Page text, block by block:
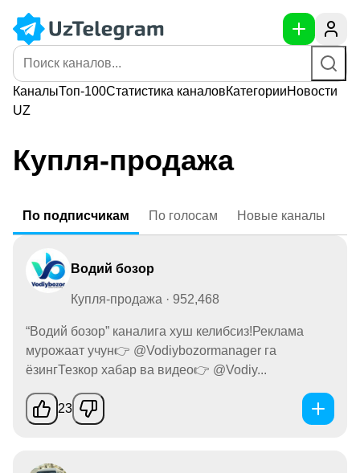
КаналыТоп-100Статистика каналовКатегорииНовости
UZ
Купля-продажа
По подписчикам По голосам Новые каналы
Водий бозор
Купля-продажа · 952,468
“Водий бозор” каналига хуш келибсиз!Реклама
мурожаат учун👉 @Vodiybozormanager га
ёзингТезкор хабар ва видео👉 @Vodiy...
23